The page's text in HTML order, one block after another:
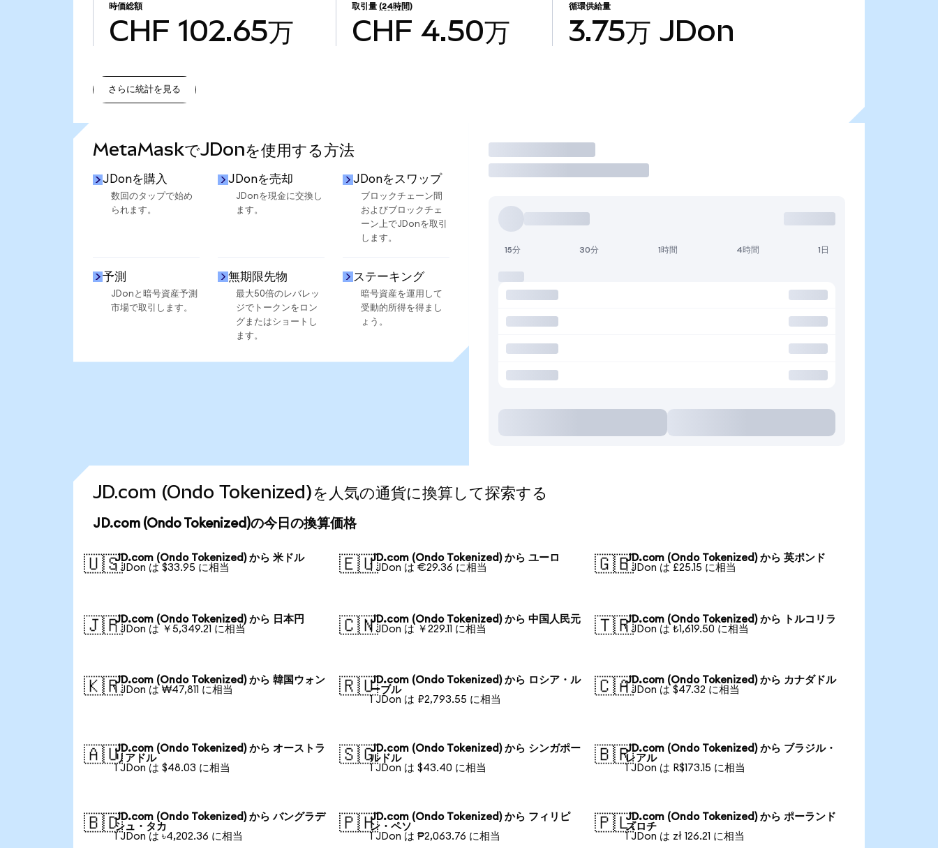
時価総額
CHF 102.65万
取引量 (24時間)
CHF 4.50万
循環供給量
3.75万 JDon
さらに統計を見る
MetaMaskでJDonを使用する方法
JDonを購入
数回のタップで始め
られます。
JDonを売却
JDonを現金に交換し
ます。
JDonをスワップ
ブロックチェーン間
およびブロックチェ
ーン上でJDonを取引
します。
予測
JDonと暗号資産予測
市場で取引します。
無期限先物
最大50倍のレバレッ
ジでトークンをロン
グまたはショートし
ます。
ステーキング
暗号資産を運用して
受動的所得を得まし
ょう。
取引
15分 30分 1時間 4時間 1日
JD.com (Ondo Tokenized)を人気の通貨に換算して探索する
JD.com (Ondo Tokenized)の今日の換算価格
🇺🇸JD.com (Ondo Tokenized) から 米ドル
1 JDon は $33.95 に相当
🇪🇺JD.com (Ondo Tokenized) から ユーロ
1 JDon は €29.36 に相当
🇬🇧JD.com (Ondo Tokenized) から 英ポンド
1 JDon は £25.15 に相当
🇯🇵JD.com (Ondo Tokenized) から 日本円
1 JDon は ￥5,349.21 に相当
🇨🇳JD.com (Ondo Tokenized) から 中国人民元
1 JDon は ￥229.11 に相当
🇹🇷JD.com (Ondo Tokenized) から トルコリラ
1 JDon は ₺1,619.50 に相当
🇰🇷JD.com (Ondo Tokenized) から 韓国ウォン
1 JDon は ₩47,811 に相当
🇷🇺JD.com (Ondo Tokenized) から ロシア・ル
ーブル
1 JDon は ₽2,793.55 に相当
🇨🇦JD.com (Ondo Tokenized) から カナダドル
1 JDon は $47.32 に相当
🇦🇺JD.com (Ondo Tokenized) から オーストラ
リアドル
1 JDon は $48.03 に相当
🇸🇬JD.com (Ondo Tokenized) から シンガポー
ルドル
1 JDon は $43.40 に相当
🇧🇷JD.com (Ondo Tokenized) から ブラジル・
レアル
1 JDon は R$173.15 に相当
🇧🇩JD.com (Ondo Tokenized) から バングラデ
シュ・タカ
1 JDon は ৳4,202.36 に相当
🇵🇭JD.com (Ondo Tokenized) から フィリピ
ン・ペソ
1 JDon は ₱2,063.76 に相当
🇵🇱JD.com (Ondo Tokenized) から ポーランド
ズロチ
1 JDon は zł 126.21 に相当